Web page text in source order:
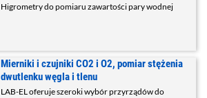
Higrometry do pomiaru zawartości pary wodnej
Mierniki i czujniki CO2 i O2, pomiar stężenia
dwutlenku węgla i tlenu
LAB-EL oferuje szeroki wybór przyrządów do